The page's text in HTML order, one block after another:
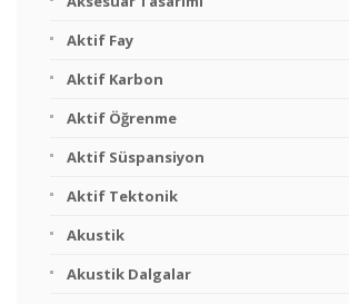
Aktif Fay
Aktif Karbon
Aktif Öğrenme
Aktif Süspansiyon
Aktif Tektonik
Akustik
Akustik Dalgalar